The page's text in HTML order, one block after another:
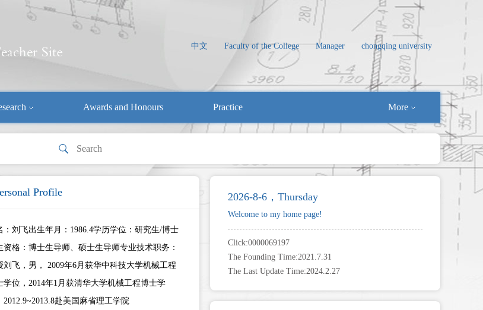
中文 Faculty of the College Manager chongqing university
Awards and Honours Practice More
Profile
：刘飞出生年月：1986.4学历学位：研究生/博士
资格：博士生导师、硕士生导师专业技术职务：
刘飞，男， 2009年6月获华中科技大学机械工程
学位，2014年1月获清华大学机械工程博士学
2012.9~2013.8赴美国麻省理工学院
2026-8-6，Thursday
Welcome to my home page!
Click:0000069197
The Founding Time:2021.7.31
The Last Update Time:2024.2.27